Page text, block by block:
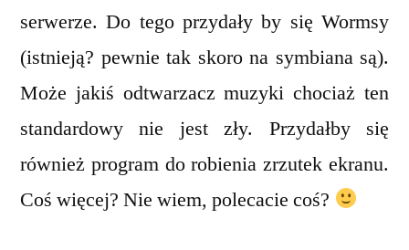
serwerze. Do tego przydały by się Wormsy
(istnieją? pewnie tak skoro na symbiana są).
Może jakiś odtwarzacz muzyki chociaż ten
standardowy nie jest zły. Przydałby się
również program do robienia zrzutek ekranu.
Coś więcej? Nie wiem, polecacie coś?